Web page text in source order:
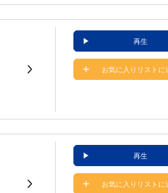
再生
お気に入りリストに
再生
お気に入りリストに